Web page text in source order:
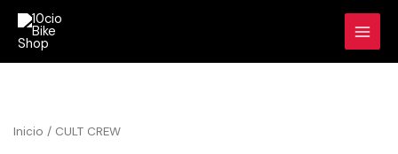
contenido
Inicio / CULT CREW